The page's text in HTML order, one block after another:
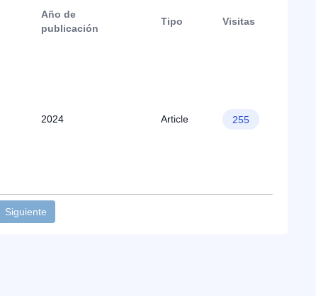
Año de
publicación
Tipo Visitas
2024 Article 255
Siguiente